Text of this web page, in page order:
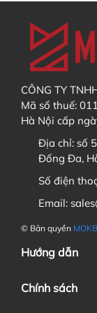
3. Tôi có thể
không?
KHÔNG
4. Tôi muốn
Facebook
sách bảo hành
vào
CÔNG TY
Mã số thuế:
Hà Nội cấp
Địa chỉ: số
Đống Đa,
Số điện
Email:
© Bản quyền
Hướng dẫn
Chính sách